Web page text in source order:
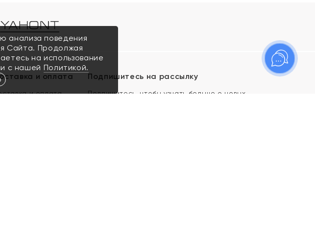
и оплата
и оплата
Подпишитесь на рассылку
Подпишитесь, чтобы узнать больше о новых
анализа поведения
Сайта. Продолжая
на использование
с нашей Политикой.